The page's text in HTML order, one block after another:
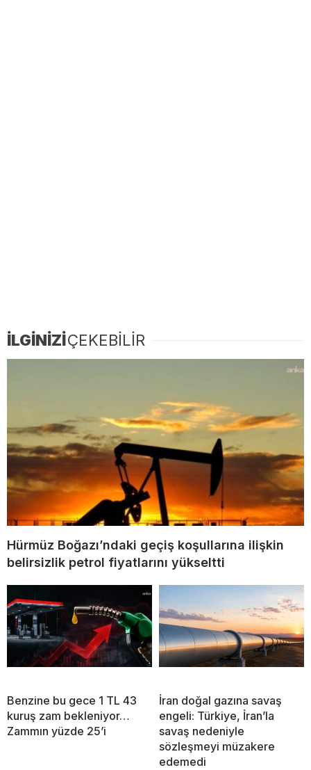
İLGİNİZİÇEKEBİLİR
Hürmüz Boğazı’ndaki geçiş koşullarına ilişkin
belirsizlik petrol fiyatlarını yükseltti
Benzine bu gece 1 TL 43
kuruş zam bekleniyor…
Zammın yüzde 25’i
İran doğal gazına savaş
engeli: Türkiye, İran’la
savaş nedeniyle
sözleşmeyi müzakere
edemedi